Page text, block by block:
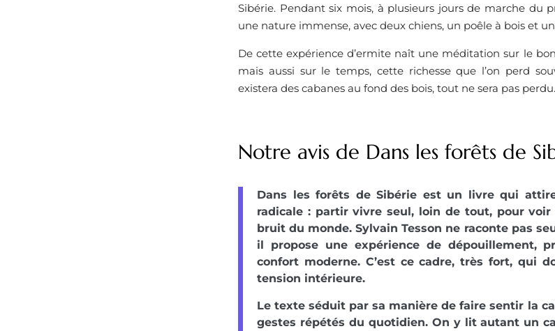
Sibérie. Pendant six mois, à plusieurs jours de marche du
une nature immense, avec deux chiens, un poêle à bois et
De cette expérience d’ermite naît une méditation sur le
mais aussi sur le temps, cette richesse que l’on perd
existera des cabanes au fond des bois, tout ne sera pas perdu.
Notre avis de Dans les forêts de
Dans les forêts de Sibérie est un livre qui
radicale : partir vivre seul, loin de tout, pour
bruit du monde. Sylvain Tesson ne raconte pas
il propose une expérience de dépouillement,
confort moderne. C’est ce cadre, très fort, qui
tension intérieure.
Le texte séduit par sa manière de faire sentir la
gestes répétés du quotidien. On y lit autant un